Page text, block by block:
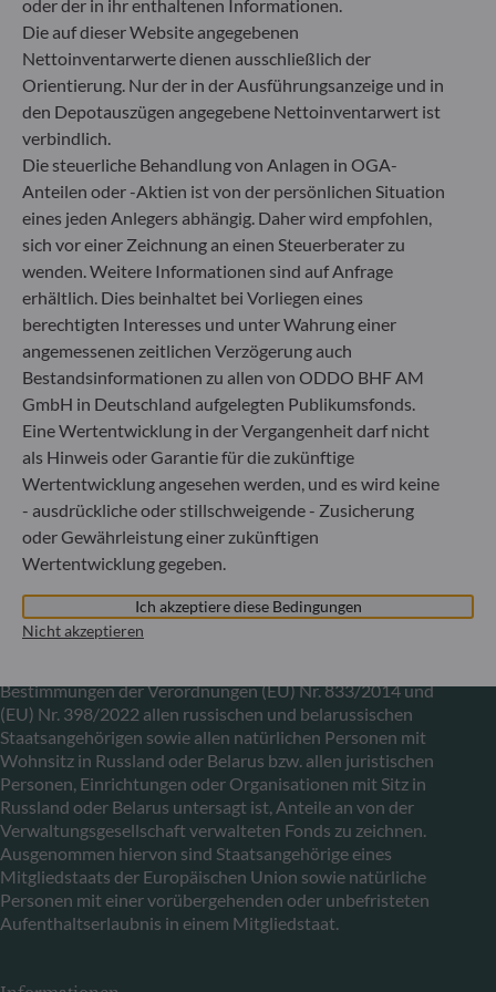
Gallusanlage 8
60329 Frankfurt am Main
Deutschland
+49 (0) 69 920 50 0
Von der Bundesanstalt für Finanzdienstleistungsaufsicht
(„BaFin“) zugelassene und beaufsichtigte
Fondsverwaltungsgesellschaft
Handelsregister : HRB 11971 Amtsgericht Düsseldorf
ODDO BHF Asset Management LUX
6, rue Gabriel Lippmann
L-5365 Munsbach
Luxemburg
+352 45 76 76 245
Von der Luxemburger Commission de Surveillance du
Secteur Financier (CSSF) zugelassene
Fondsverwaltungsgesellschaft, Handelsregisternummer: B
29891
Mitteilung zu EU-Sanktionen gegen Russland
In Übereinstimmung mit den von der Europäischen Union
im Zusammenhang mit der Ukraine-Krise verhängten
Bestimmungen der Verordnungen (EU) Nr. 833/2014 und
(EU) Nr. 398/2022 allen russischen und belarussischen
Staatsangehörigen sowie allen natürlichen Personen mit
Wohnsitz in Russland oder Belarus bzw. allen juristischen
Personen, Einrichtungen oder Organisationen mit Sitz in
Russland oder Belarus untersagt ist, Anteile an von der
Verwaltungsgesellschaft verwalteten Fonds zu zeichnen.
Ausgenommen hiervon sind Staatsangehörige eines
Mitgliedstaats der Europäischen Union sowie natürliche
Personen mit einer vorübergehenden oder unbefristeten
Aufenthaltserlaubnis in einem Mitgliedstaat.
oder der in ihr enthaltenen Informationen.
Die auf dieser Website angegebenen
Nettoinventarwerte dienen ausschließlich der
Orientierung. Nur der in der Ausführungsanzeige und in
den Depotauszügen angegebene Nettoinventarwert ist
verbindlich.
Die steuerliche Behandlung von Anlagen in OGA-
Anteilen oder -Aktien ist von der persönlichen Situation
eines jeden Anlegers abhängig. Daher wird empfohlen,
sich vor einer Zeichnung an einen Steuerberater zu
wenden. Weitere Informationen sind auf Anfrage
erhältlich. Dies beinhaltet bei Vorliegen eines
berechtigten Interesses und unter Wahrung einer
angemessenen zeitlichen Verzögerung auch
Bestandsinformationen zu allen von ODDO BHF AM
GmbH in Deutschland aufgelegten Publikumsfonds.
Eine Wertentwicklung in der Vergangenheit darf nicht
als Hinweis oder Garantie für die zukünftige
Wertentwicklung angesehen werden, und es wird keine
- ausdrückliche oder stillschweigende - Zusicherung
oder Gewährleistung einer zukünftigen
Wertentwicklung gegeben.
Ich akzeptiere diese Bedingungen
Nicht akzeptieren